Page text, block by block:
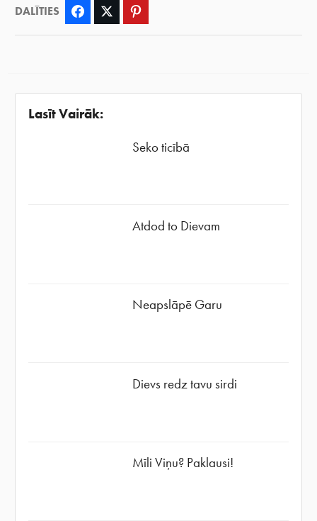
DALĪTIES Facebook Twitter
Lasīt Vairāk:
Seko ticībā
Atdod to Dievam
Neapslāpē Garu
Dievs redz tavu sirdi
Mīli Viņu? Paklausi!